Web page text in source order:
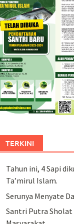
TERKINI
Tahun ini, 4 Sapi
Ta’mirul Islam.
Serunya Menyate
Santri Putra Sholat